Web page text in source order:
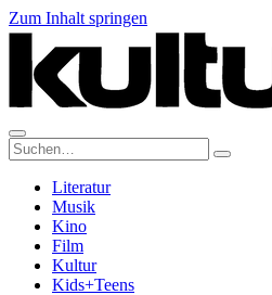
Zum Inhalt springen
Suche:
Literatur
Musik
Kino
Film
Kultur
Kids+Teens